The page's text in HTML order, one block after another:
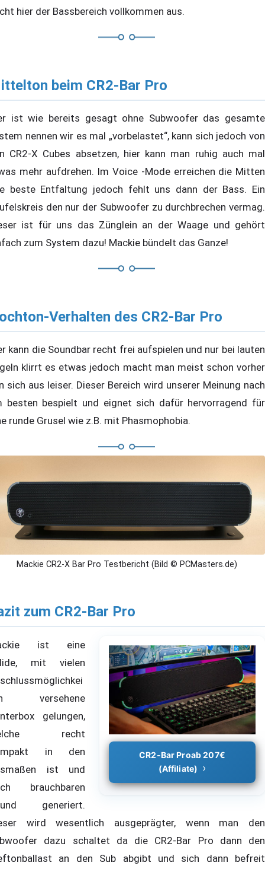
hier der Bassbereich vollkommen aus.
beim CR2-Bar Pro
ist wie bereits gesagt ohne Subwoofer das gesamte
nennen wir es mal „vorbelastet“, kann sich jedoch von
CR2-X Cubes absetzen, hier kann man ruhig auch mal
mehr aufdrehen. Im Voice -Mode erreichen die Mitten
beste Entfaltung jedoch fehlt uns dann der Bass. Ein
den nur der Subwoofer zu durchbrechen vermag.
ist für uns das Zünglein an der Waage und gehört
zum System dazu! Mackie bündelt das Ganze!
Verhalten des CR2-Bar Pro
kann die Soundbar recht frei aufspielen und nur bei lauten
klirrt es etwas jedoch macht man meist schon vorher
sich aus leiser. Dieser Bereich wird unserer Meinung nach
besten bespielt und eignet sich dafür hervorragend für
runde Grusel wie z.B. mit Phasmophobia.
Mackie CR2-X Bar Pro Testbericht (Bild © PCMasters.de)
zum CR2-Bar Pro
CR2-Bar Proab 207€
(Affiliate)
ist eine
mit vielen
versehene
gelungen,
recht
in den
ist und
brauchbaren
generiert.
wird wesentlich ausgeprägter, wenn man den
dazu schaltet da die CR2-Bar Pro dann den
an den Sub abgibt und sich dann befreit